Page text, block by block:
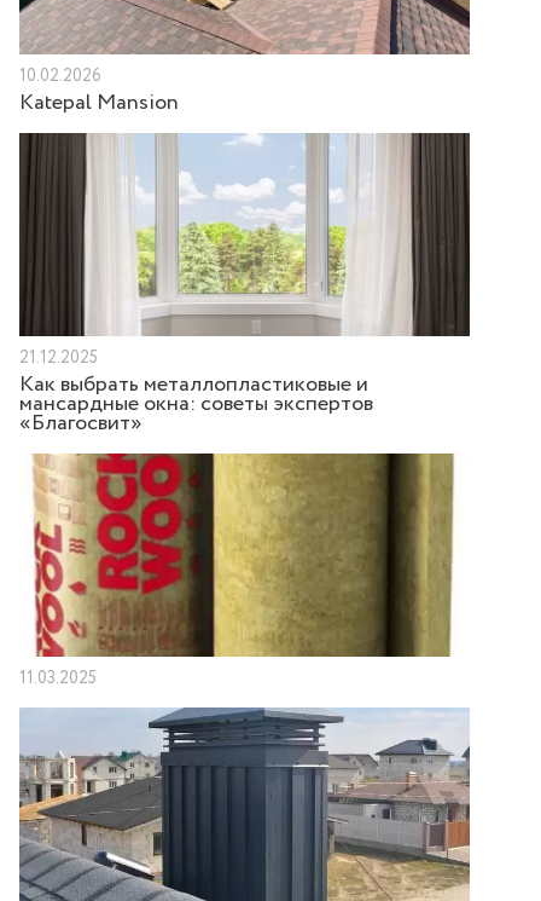
10.02.2026
Katepal Mansion
21.12.2025
Как выбрать металлопластиковые и
мансардные окна: советы экспертов
«Благосвит»
11.03.2025